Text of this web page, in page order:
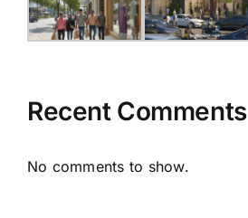
Recent Comments
No comments to show.